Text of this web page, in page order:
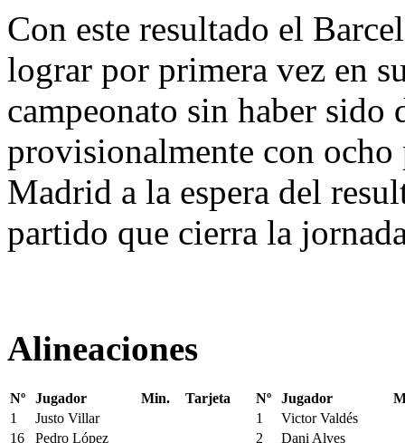
Con este resultado el
lograr por primera vez en
campeonato sin haber sido
provisionalmente con ocho
Madrid a la espera del
partido que cierra la
Alineaciones
Nº Jugador Min. Tarjeta Nº Jugador
1
Justo Villar 1
Victor Valdés
16
Pedro López 2 Dani Alves